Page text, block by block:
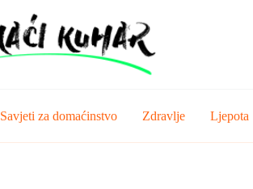
Savjeti za domaćinstvo Zdravlje Ljepota